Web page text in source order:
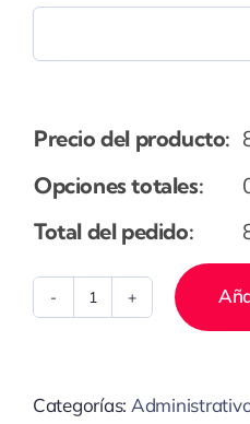
Precio del producto:
Opciones totales:
Total del pedido:
Ingeniero_Ingeniero
cantidad
Categorías: